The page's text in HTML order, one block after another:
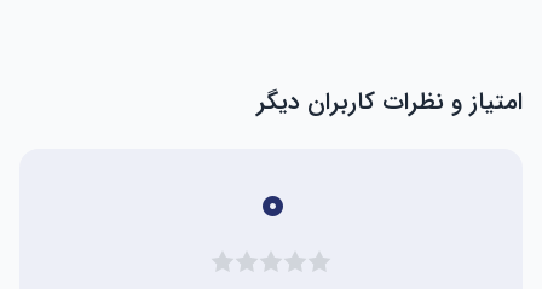
امتیاز و نظرات کاربران دیگر
۰